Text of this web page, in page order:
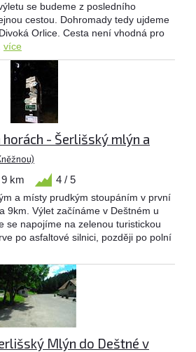
se budeme z posledního
cestou. Dohromady tedy ujdeme
Orlice. Cesta není vhodná pro
více
- Šerlišský mlýn a
9 km 4 / 5
a místy prudkým stoupáním v první
9km. Výlet začínáme v Deštném u
se napojíme na zelenou turistickou
po asfaltové silnici, později po polní
Mlýn do Deštné v